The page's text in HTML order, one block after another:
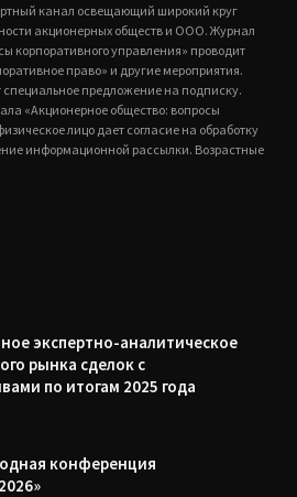
канал освещающий широкий круг
акционерных обществ и ООО. Журнал
корпоративного управления» проводит
право» и другие мероприятия.
специальное предложение на подписку.
«Акционерное общество: вопросы
лицо дает согласие на обработку
информационной рассылки. Возрастные
экспертно-аналитическое
рынка сделок с
по итогам 2025 года
конференция